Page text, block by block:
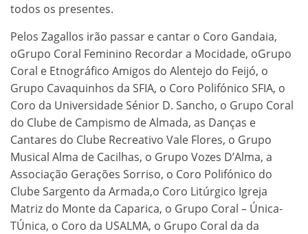
todos os presentes.
Pelos Zagallos irão passar e cantar o Coro Gandaia,
oGrupo Coral Feminino Recordar a Mocidade, oGrupo
Coral e Etnográfico Amigos do Alentejo do Feijó, o
Grupo Cavaquinhos da SFIA, o Coro Polifónico SFIA, o
Coro da Universidade Sénior D. Sancho, o Grupo Coral
do Clube de Campismo de Almada, as Danças e
Cantares do Clube Recreativo Vale Flores, o Grupo
Musical Alma de Cacilhas, o Grupo Vozes D’Alma, a
Associação Gerações Sorriso, o Coro Polifónico do
Clube Sargento da Armada,o Coro Litúrgico Igreja
Matriz do Monte da Caparica, o Grupo Coral – Única-
TÚnica, o Coro da USALMA, o Grupo Coral da da